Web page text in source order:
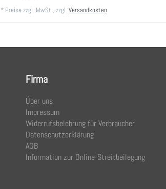
* Preise zzgl. MwSt., zzgl. Versandkosten
Firma
Über uns
Impressum
Widerrufsbelehrung für Verbraucher
Datenschutzerklärung
AGB
Information zur Online-Streitbeilegung